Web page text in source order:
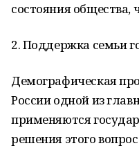
состояния общества,
2. Поддержка семьи
Демографическая
России одной из
применяются
решения этого